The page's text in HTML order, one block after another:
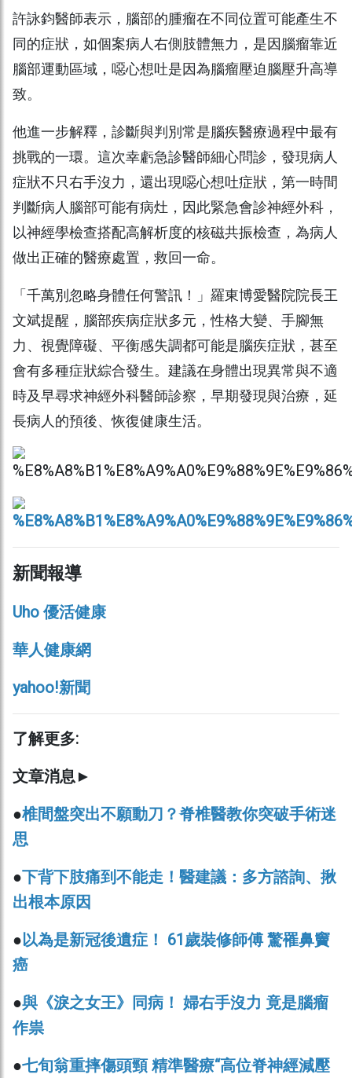
許詠鈞醫師表示，腦部的腫瘤在不同位置可能產生不
同的症狀，如個案病人右側肢體無力，是因腦瘤靠近
腦部運動區域，噁心想吐是因為腦瘤壓迫腦壓升高導
致。
他進一步解釋，診斷與判別常是腦疾醫療過程中最有
挑戰的一環。這次幸虧急診醫師細心問診，發現病人
症狀不只右手沒力，還出現噁心想吐症狀，第一時間
判斷病人腦部可能有病灶，因此緊急會診神經外科，
以神經學檢查搭配高解析度的核磁共振檢查，為病人
做出正確的醫療處置，救回一命。
「千萬別忽略身體任何警訊！」羅東博愛醫院院長王
文斌提醒，腦部疾病症狀多元，性格大變、手腳無
力、視覺障礙、平衡感失調都可能是腦疾症狀，甚至
會有多種症狀綜合發生。建議在身體出現異常與不適
時及早尋求神經外科醫師診察，早期發現與治療，延
長病人的預後、恢復健康生活。
新聞報導
Uho 優活健康
華人健康網
yahoo!新聞
了解更多:
文章消息►
●椎間盤突出不願動刀？脊椎醫教你突破手術迷
思
●下背下肢痛到不能走！醫建議：多方諮詢、揪
出根本原因
●以為是新冠後遺症！ 61歲裝修師傅 驚罹鼻竇
癌
●與《淚之女王》同病！ 婦右手沒力 竟是腦瘤
作祟
●七旬翁重摔傷頭頸 精準醫療“高位脊神經減壓